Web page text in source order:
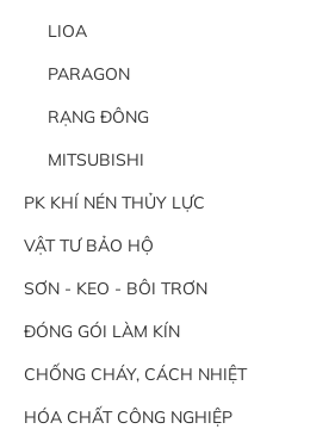
LIOA
PARAGON
RẠNG ĐÔNG
MITSUBISHI
PK KHÍ NÉN THỦY LỰC
VẬT TƯ BẢO HỘ
SƠN - KEO - BÔI TRƠN
ĐÓNG GÓI LÀM KÍN
CHỐNG CHÁY, CÁCH NHIỆT
HÓA CHẤT CÔNG NGHIỆP